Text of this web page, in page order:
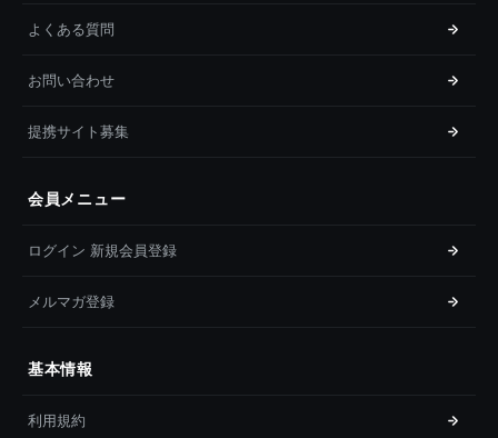
よくある質問
お問い合わせ
提携サイト募集
会員メニュー
ログイン 新規会員登録
メルマガ登録
基本情報
利用規約